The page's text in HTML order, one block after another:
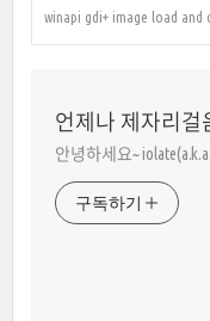
winapi gdi+ image load and
언제나 제자리걸
안녕하세요~
구독하기